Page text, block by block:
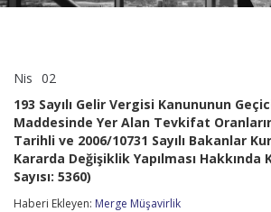
Nis 02
Gelir
Vergisi
Kanununun
Geçici
67
nci
Maddesinde
193 Sayılı Gelir Vergisi Kanununun
Maddesinde Yer Alan Tevkifat
Tarihli ve 2006/10731 Sayılı Bakanlar
Kararda Değişiklik Yapılması Hakkında
Sayısı: 5360)
Haberi Ekleyen: Merge Müşavirlik